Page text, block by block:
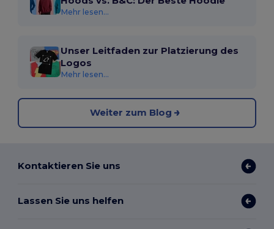
Mehr lesen...
Unser Leitfaden zur Platzierung des
Logos
Mehr lesen...
Weiter zum Blog
Kontaktieren Sie uns
Lassen Sie uns helfen